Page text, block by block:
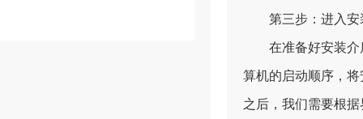
第三步：进入安
在准备好安装介
算机的启动顺序，
之后，我们需要根